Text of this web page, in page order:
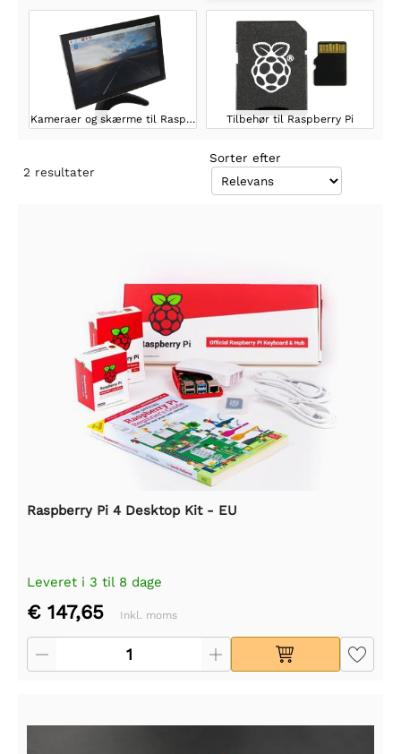
Kameraer og skærme til Raspberry Tilbehør til Raspberry Pi
2 resultater
Sorter efter
Raspberry Pi 4 Desktop Kit - EU
Leveret i 3 til 8 dage
€ 147,65 Inkl. moms